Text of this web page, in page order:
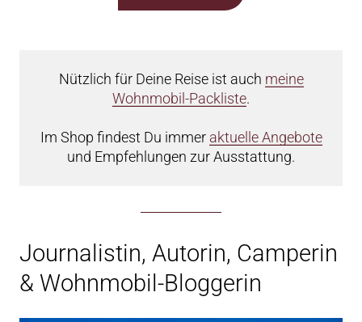
Nützlich für Deine Reise ist auch meine
Wohnmobil-Packliste.
Im Shop findest Du immer aktuelle Angebote
und Empfehlungen zur Ausstattung.
Journalistin, Autorin, Camperin
& Wohnmobil-Bloggerin